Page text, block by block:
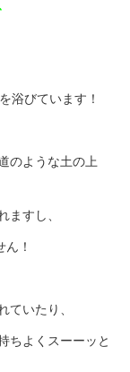
浴びています！
のような土の上
ますし、
！
ていたり、
ちよくスーーッと